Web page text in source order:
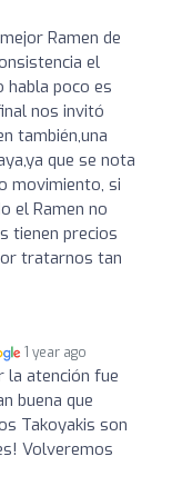
Ramen de
el
habla poco es
nos invitó
también,una
que se nota
movimiento, si
el Ramen no
tienen precios
tratarnos tan
1 year ago
la atención fue
buena que
Takoyakis son
Volveremos